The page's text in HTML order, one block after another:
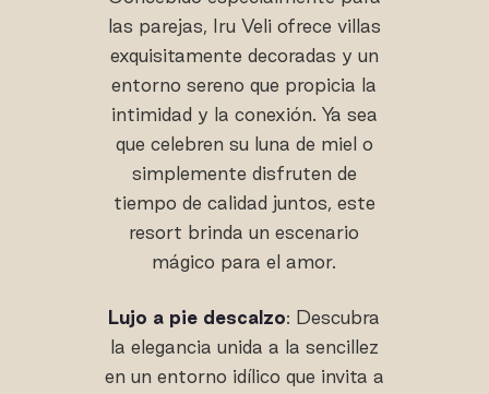
las parejas, Iru Veli ofrece villas
exquisitamente decoradas y un
entorno sereno que propicia la
intimidad y la conexión. Ya sea
que celebren su luna de miel o
simplemente disfruten de
tiempo de calidad juntos, este
resort brinda un escenario
mágico para el amor.
Lujo a pie descalzo: Descubra
la elegancia unida a la sencillez
en un entorno idílico que invita a